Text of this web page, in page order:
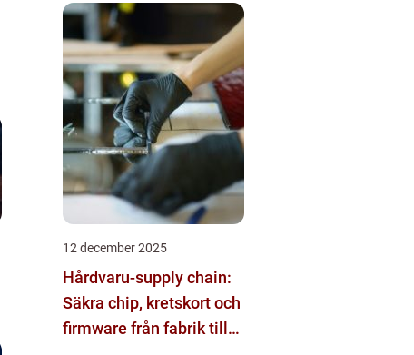
12 december 2025
Hårdvaru-supply chain:
Säkra chip, kretskort och
firmware från fabrik till